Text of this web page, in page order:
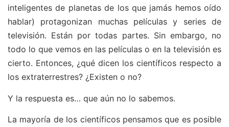
inteligentes de planetas de los que jamás hemos oído
hablar) protagonizan muchas películas y series de
televisión. Están por todas partes. Sin embargo, no
todo lo que vemos en las películas o en la televisión es
cierto. Entonces, ¿qué dicen los científicos respecto a
los extraterrestres? ¿Existen o no?
Y la respuesta es… que aún no lo sabemos.
La mayoría de los científicos pensamos que es posible